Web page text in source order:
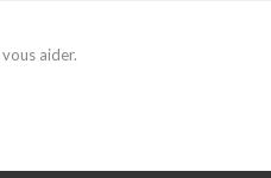
aider.